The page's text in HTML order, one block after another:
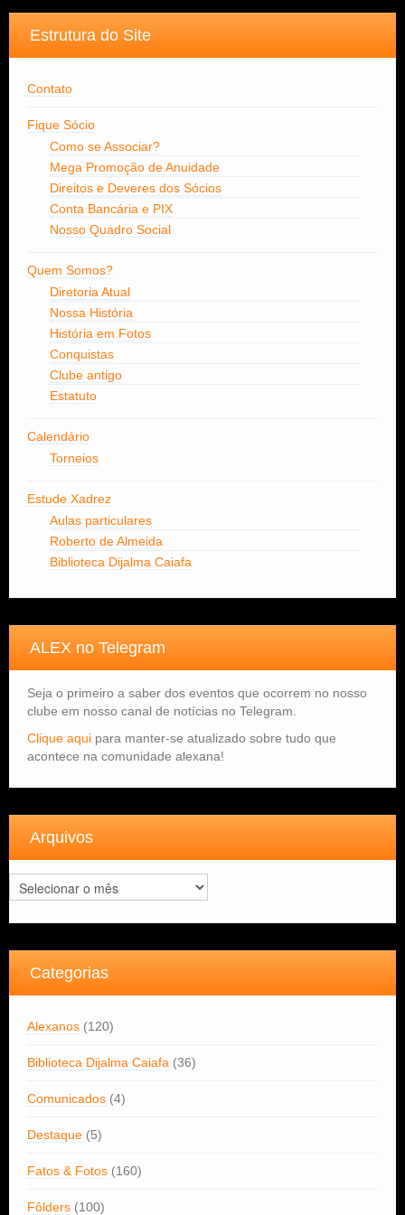
Estrutura do Site
Contato
Fique Sócio
Como se Associar?
Mega Promoção de Anuidade
Direitos e Deveres dos Sócios
Conta Bancária e PIX
Nosso Quadro Social
Quem Somos?
Diretoria Atual
Nossa História
História em Fotos
Conquistas
Clube antigo
Estatuto
Calendário
Torneios
Estude Xadrez
Aulas particulares
Roberto de Almeida
Biblioteca Dijalma Caiafa
ALEX no Telegram
Seja o primeiro a saber dos eventos que ocorrem no nosso
clube em nosso canal de notícias no Telegram.
Clique aqui para manter-se atualizado sobre tudo que
acontece na comunidade alexana!
Arquivos
Arquivos
Categorias
Alexanos (120)
Biblioteca Dijalma Caiafa (36)
Comunicados (4)
Destaque (5)
Fatos & Fotos (160)
Fôlders (100)